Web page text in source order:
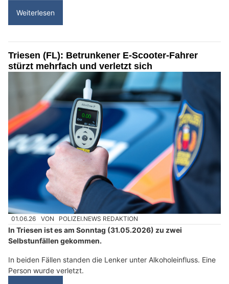
Weiterlesen
Triesen (FL): Betrunkener E-Scooter-Fahrer
stürzt mehrfach und verletzt sich
01.06.26 VON POLIZEI.NEWS REDAKTION
In Triesen ist es am Sonntag (31.05.2026) zu zwei
Selbstunfällen gekommen.
In beiden Fällen standen die Lenker unter Alkoholeinfluss. Eine
Person wurde verletzt.